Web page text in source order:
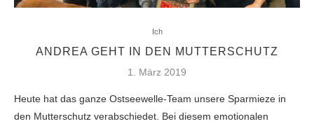
Ich
ANDREA GEHT IN DEN MUTTERSCHUTZ
1. März 2019
Heute hat das ganze Ostseewelle-Team unsere Sparmieze in
den Mutterschutz verabschiedet. Bei diesem emotionalen